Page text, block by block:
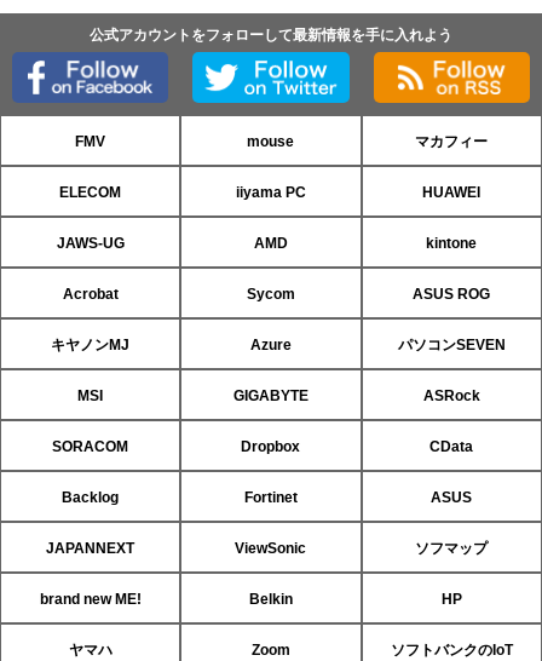
公式アカウントをフォローして最新情報を手に入れよう
FMV mouse マカフィー
ELECOM iiyama PC HUAWEI
JAWS-UG AMD kintone
Acrobat Sycom ASUS ROG
キヤノンMJ Azure パソコンSEVEN
MSI GIGABYTE ASRock
SORACOM Dropbox CData
Backlog Fortinet ASUS
JAPANNEXT ViewSonic ソフマップ
brand new ME! Belkin HP
ヤマハ Zoom ソフトバンクのIoT